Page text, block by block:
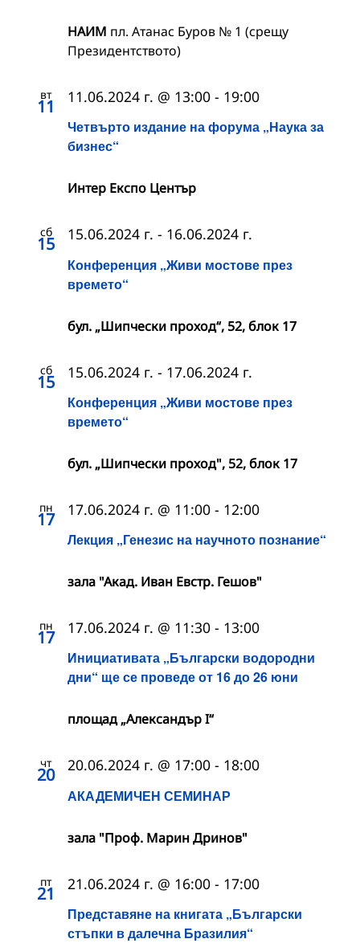
НАИМ пл. Атанас Буров № 1 (срещу
Президентството)
вт
11
Четвърто издание на форума „Наука за
бизнес“
11.06.2024 г. @ 13:00 - 19:00
Интер Експо Център
сб
15
Конференция „Живи мостове през
времето“
15.06.2024 г. - 16.06.2024 г.
бул. „Шипчески проход“, 52, блок 17
сб
15
Конференция „Живи мостове през
времето“
15.06.2024 г. - 17.06.2024 г.
бул. „Шипчески проход", 52, блок 17
пн
17
Лекция „Генезис на научното познание“
17.06.2024 г. @ 11:00 - 12:00
зала "Акад. Иван Евстр. Гешов"
пн
17
Инициативата „Български водородни
дни“ ще се проведе от 16 до 26 юни
17.06.2024 г. @ 11:30 - 13:00
площад „Александър I“
чт
20
АКАДЕМИЧЕН СЕМИНАР
20.06.2024 г. @ 17:00 - 18:00
зала "Проф. Марин Дринов"
пт
21
Представяне на книгата „Български
стъпки в далечна Бразилия“
21.06.2024 г. @ 16:00 - 17:00